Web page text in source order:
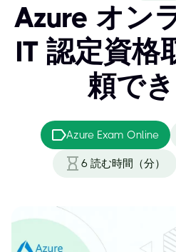
Azure オン
IT 認定資格
頼で
Azure Exam Online
6 読む時間（分）